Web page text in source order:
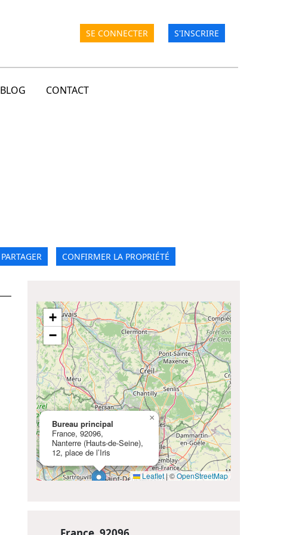
SE CONNECTER S'INSCRIRE
BLOG CONTACT
PARTAGER CONFIRMER LA PROPRIÉTÉ
Bureau principal
France, 92096,
Nanterre (Hauts-de-Seine),
12, place de l’Iris
×
+
−
Leaflet|©OpenStreetMap